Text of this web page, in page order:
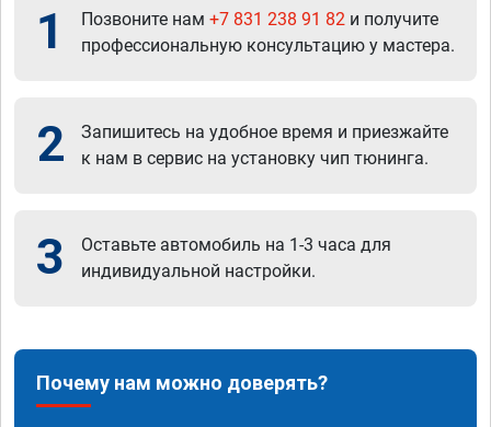
1 Позвоните нам +7 831 238 91 82 и получите
профессиональную консультацию у мастера.
2
Запишитесь на удобное время и приезжайте
к нам в сервис на установку чип тюнинга.
3
Оставьте автомобиль на 1-3 часа для
индивидуальной настройки.
Почему нам можно доверять?